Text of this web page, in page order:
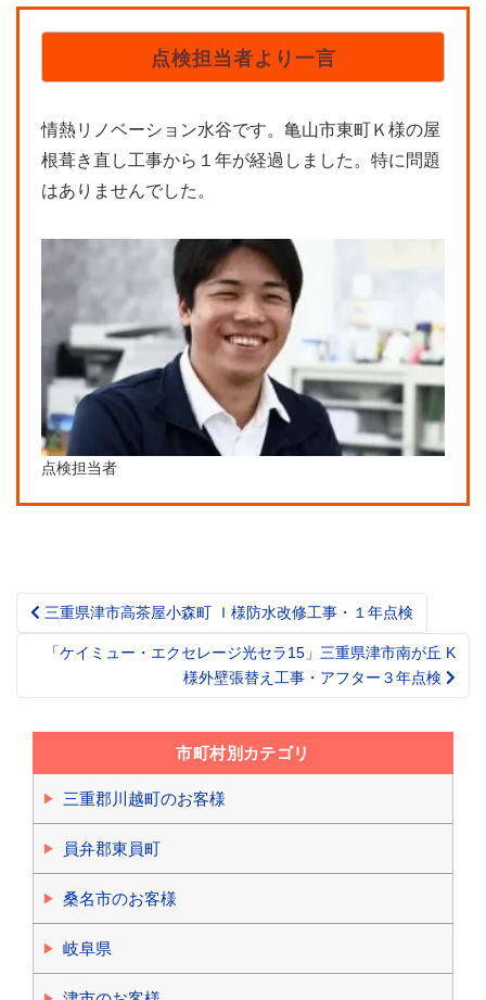
点検担当者より一言
情熱リノベーション水谷です。亀山市東町Ｋ様の屋
根葺き直し工事から１年が経過しました。特に問題
はありませんでした。
点検担当者
Post
navigation
三重県津市高茶屋小森町 Ｉ様防水改修工事・１年点検
「ケイミュー・エクセレージ光セラ15」三重県津市南が丘 K
様外壁張替え工事・アフター３年点検
市町村別カテゴリ
三重郡川越町のお客様
員弁郡東員町
桑名市のお客様
岐阜県